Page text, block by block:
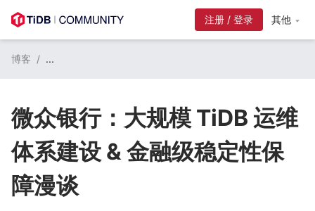
注册 / 登录 其他
博客 / ...
微众银行：大规模 TiDB 运维
体系建设 & 金融级稳定性保
障漫谈